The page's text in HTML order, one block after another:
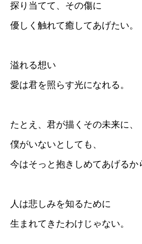
探り当てて、その傷に
優しく触れて癒してあげたい。
溢れる想い
愛は君を照らす光になれる。
たとえ、君が描くその未来に、
僕がいないとしても、
今はそっと抱きしめてあげるか
人は悲しみを知るために
生まれてきたわけじゃない。